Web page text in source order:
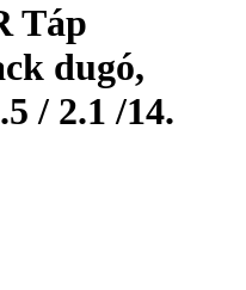
Táp
dugó,
/ 2.1 /14.